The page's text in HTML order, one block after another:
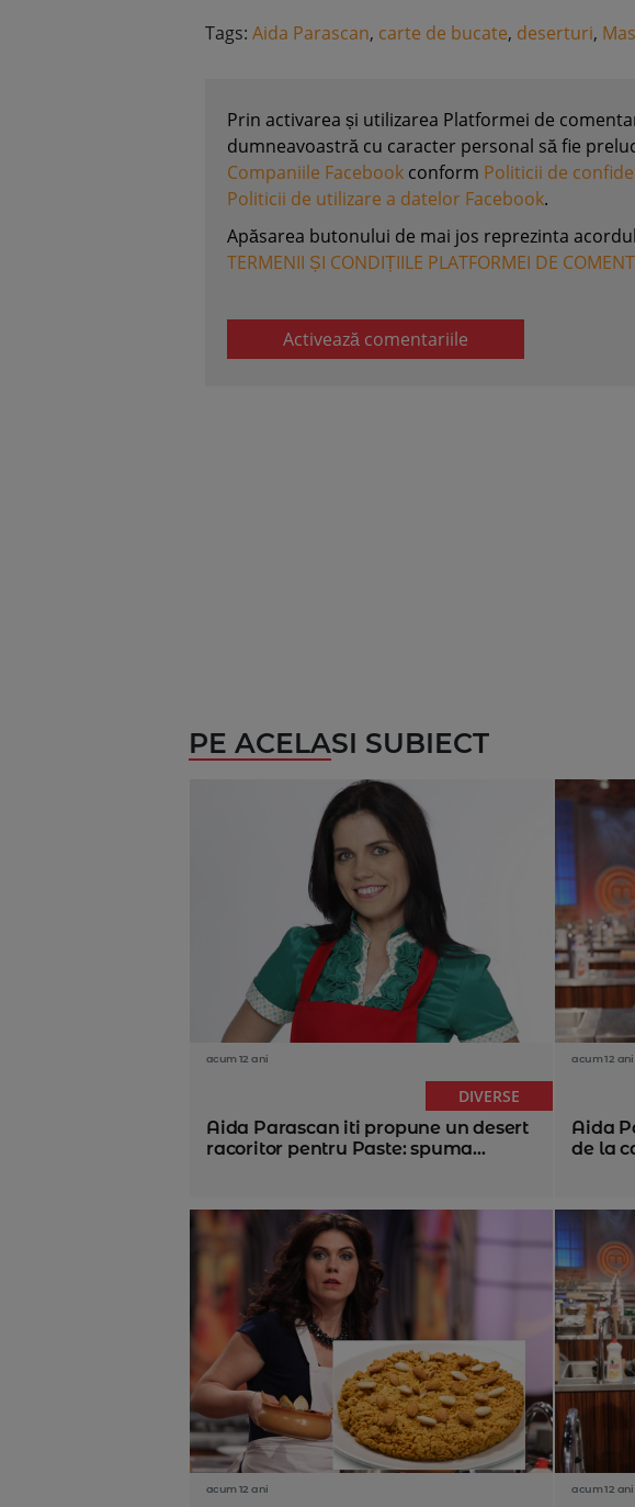
Tags: Aida Parascan, carte de bucate, deserturi,
Prin activarea și utilizarea Platformei de
dumneavoastră cu caracter personal să fie
Companiile Facebook conform Politicii de
Politicii de utilizare a datelor Facebook.
Apăsarea butonului de mai jos reprezinta
TERMENII ȘI CONDIȚIILE PLATFORMEI DE
Activează comentariile
PE ACELASI SUBIECT
acum 12 ani
DIVERSE
Aida Parascan iti propune un desert
racoritor pentru Paste: spuma...
acum 12 ani
Aida
de la
acum 12 ani acum 12 ani